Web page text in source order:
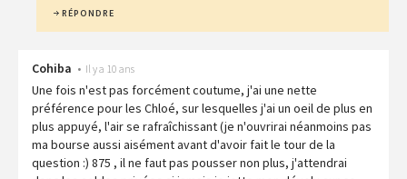
RÉPONDRE
Cohiba • Il y a 10 ans
Une fois n'est pas forcément coutume, j'ai une nette
préférence pour les Chloé, sur lesquelles j'ai un oeil de plus en
plus appuyé, l'air se rafraîchissant (je n'ouvrirai néanmoins pas
ma bourse aussi aisément avant d'avoir fait le tour de la
question :) 875 , il ne faut pas pousser non plus, j'attendrai